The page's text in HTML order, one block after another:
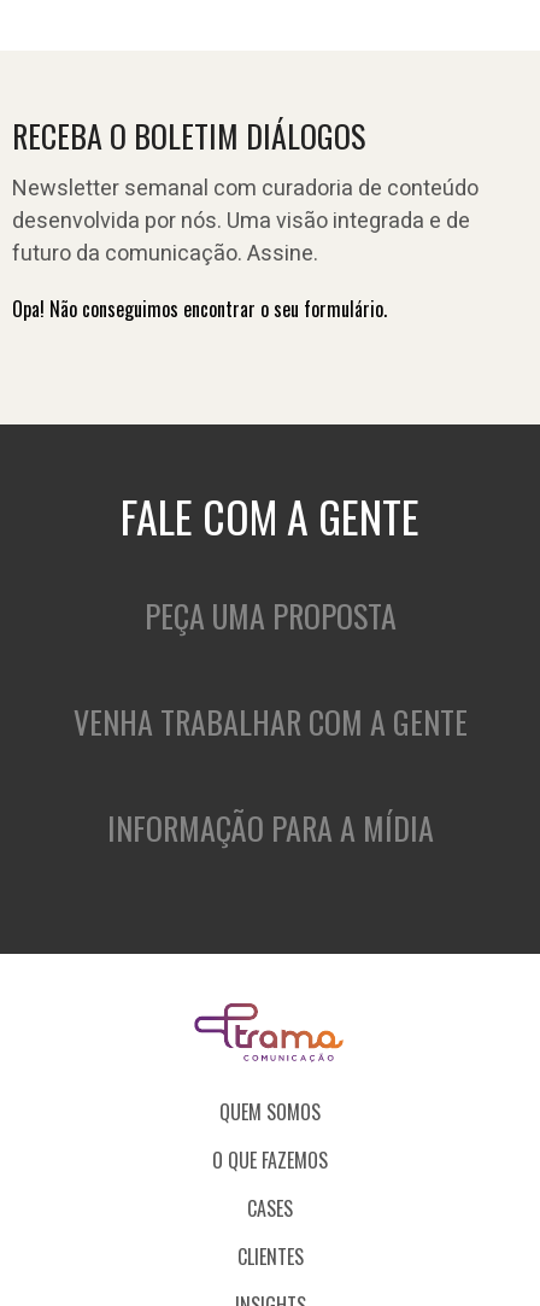
RECEBA O BOLETIM DIÁLOGOS
Newsletter semanal com curadoria de conteúdo
desenvolvida por nós. Uma visão integrada e de
futuro da comunicação. Assine.
Opa! Não conseguimos encontrar o seu formulário.
FALE COM A GENTE
PEÇA UMA PROPOSTA
VENHA TRABALHAR COM A GENTE
INFORMAÇÃO PARA A MÍDIA
QUEM SOMOS
O QUE FAZEMOS
CASES
CLIENTES